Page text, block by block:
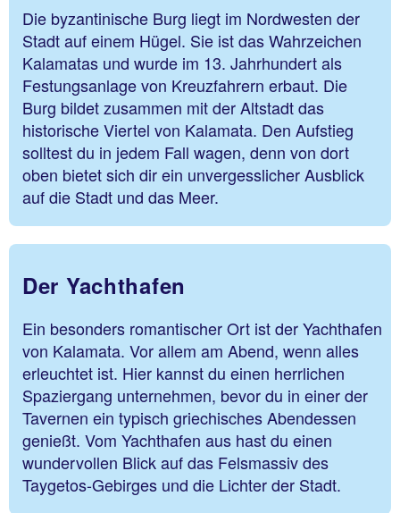
Die byzantinische Burg liegt im Nordwesten der
Stadt auf einem Hügel. Sie ist das Wahrzeichen
Kalamatas und wurde im 13. Jahrhundert als
Festungsanlage von Kreuzfahrern erbaut. Die
Burg bildet zusammen mit der Altstadt das
historische Viertel von Kalamata. Den Aufstieg
solltest du in jedem Fall wagen, denn von dort
oben bietet sich dir ein unvergesslicher Ausblick
auf die Stadt und das Meer.
Der Yachthafen
Ein besonders romantischer Ort ist der Yachthafen
von Kalamata. Vor allem am Abend, wenn alles
erleuchtet ist. Hier kannst du einen herrlichen
Spaziergang unternehmen, bevor du in einer der
Tavernen ein typisch griechisches Abendessen
genießt. Vom Yachthafen aus hast du einen
wundervollen Blick auf das Felsmassiv des
Taygetos-Gebirges und die Lichter der Stadt.